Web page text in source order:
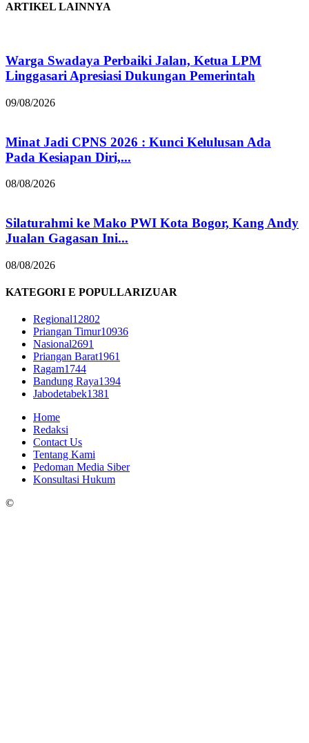
ARTIKEL LAINNYA
Warga Swadaya Perbaiki Jalan, Ketua LPM
Linggasari Apresiasi Dukungan Pemerintah
09/08/2026
Minat Jadi CPNS 2026 : Kunci Kelulusan Ada
Pada Kesiapan Diri,...
08/08/2026
Silaturahmi ke Mako PWI Kota Bogor, Kang Andy
Jualan Gagasan Ini...
08/08/2026
KATEGORI E POPULLARIZUAR
Regional12802
Priangan Timur10936
Nasional2691
Priangan Barat1961
Ragam1744
Bandung Raya1394
Jabodetabek1381
Home
Redaksi
Contact Us
Tentang Kami
Pedoman Media Siber
Konsultasi Hukum
©